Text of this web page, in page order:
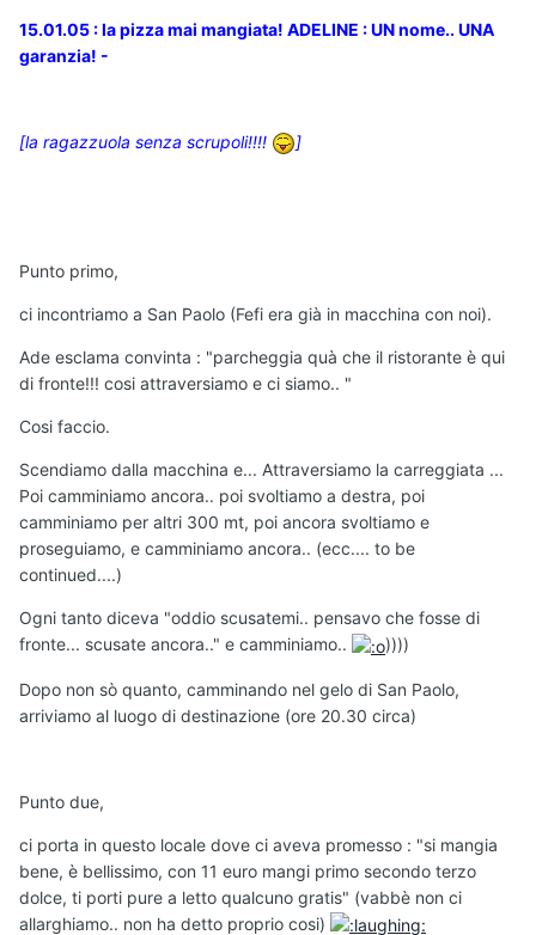
15.01.05 : la pizza mai mangiata! ADELINE : UN nome.. UNA
garanzia! -
[la ragazzuola senza scrupoli!!!! ]
Punto primo,
ci incontriamo a San Paolo (Fefi era già in macchina con noi).
Ade esclama convinta : "parcheggia quà che il ristorante è qui
di fronte!!! cosi attraversiamo e ci siamo.. "
Cosi faccio.
Scendiamo dalla macchina e... Attraversiamo la carreggiata ...
Poi camminiamo ancora.. poi svoltiamo a destra, poi
camminiamo per altri 300 mt, poi ancora svoltiamo e
proseguiamo, e camminiamo ancora.. (ecc.... to be
continued....)
Ogni tanto diceva "oddio scusatemi.. pensavo che fosse di
fronte... scusate ancora.." e camminiamo..
))))
Dopo non sò quanto, camminando nel gelo di San Paolo,
arriviamo al luogo di destinazione (ore 20.30 circa)
Punto due,
ci porta in questo locale dove ci aveva promesso : "si mangia
bene, è bellissimo, con 11 euro mangi primo secondo terzo
dolce, ti porti pure a letto qualcuno gratis" (vabbè non ci
allarghiamo.. non ha detto proprio cosi)